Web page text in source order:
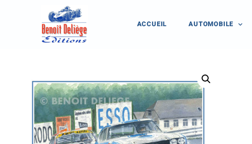
ACCUEIL AUTOMOBILE